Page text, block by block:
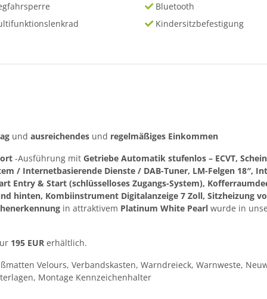
Bluetooth
Kindersitzbefestigung
und ausreichendes und regelmäßiges Einkommen
-Ausführung mit Getriebe Automatik stufenlos – ECVT,
/ Internetbasierende Dienste / DAB-Tuner, LM-Felgen 18″,
Entry & Start (schlüsselloses Zugangs-System),
hinten, Kombiinstrument Digitalanzeige 7 Zoll, Sitzheizung
in attraktivem Platinum White Pearl wurde in
195 EUR erhältlich.
Velours, Verbandskasten, Warndreieck, Warnweste,
Montage Kennzeichenhalter